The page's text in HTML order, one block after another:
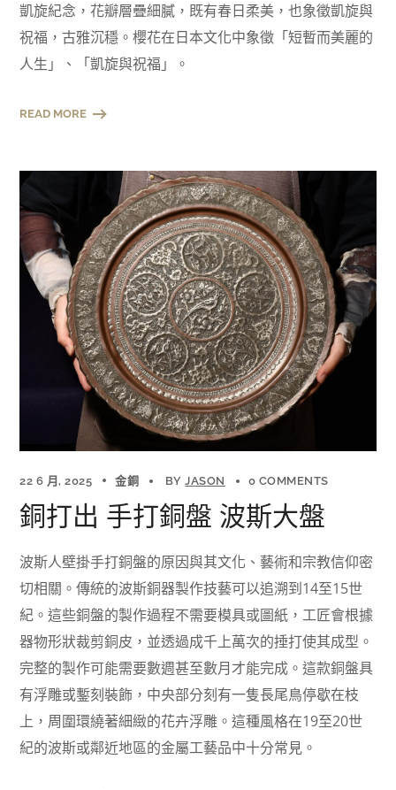
凱旋紀念，花瓣層疊細膩，既有春日柔美，也象徵凱旋與
祝福，古雅沉穩。櫻花在日本文化中象徵「短暫而美麗的
人生」、「凱旋與祝福」。
READ MORE
22 6 月, 2025 金銅 BYJASON 0 COMMENTS
銅打出 手打銅盤 波斯大盤
波斯人壁掛手打銅盤的原因與其文化、藝術和宗教信仰密
切相關。傳統的波斯銅器製作技藝可以追溯到14至15世
紀。這些銅盤的製作過程不需要模具或圖紙，工匠會根據
器物形狀裁剪銅皮，並透過成千上萬次的捶打使其成型。
完整的製作可能需要數週甚至數月才能完成。這款銅盤具
有浮雕或鏨刻裝飾，中央部分刻有一隻長尾鳥停歇在枝
上，周圍環繞著細緻的花卉浮雕。這種風格在19至20世
紀的波斯或鄰近地區的金屬工藝品中十分常見。